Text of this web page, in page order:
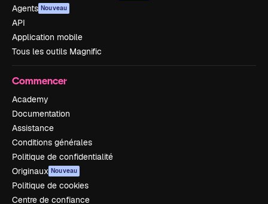
Agents Nouveau
API
Application mobile
Tous les outils Magnific
Commencer
Academy
Documentation
Assistance
Conditions générales
Politique de confidentialité
Originaux Nouveau
Politique de cookies
Centre de confiance